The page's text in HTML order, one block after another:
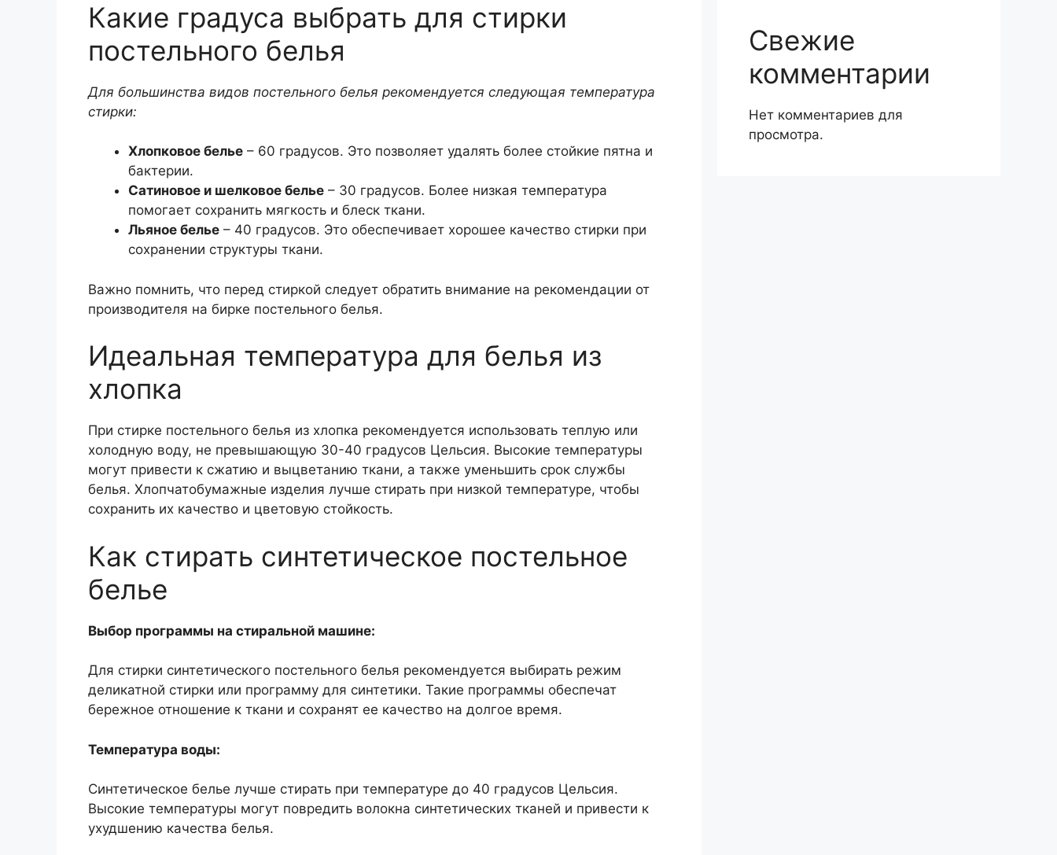
Какие градуса выбрать для стирки
постельного белья
Для большинства видов постельного белья рекомендуется следующая температура
стирки:
Хлопковое белье – 60 градусов. Это позволяет удалять более стойкие пятна и
бактерии.
Сатиновое и шелковое белье – 30 градусов. Более низкая температура
помогает сохранить мягкость и блеск ткани.
Льяное белье – 40 градусов. Это обеспечивает хорошее качество стирки при
сохранении структуры ткани.
Важно помнить, что перед стиркой следует обратить внимание на рекомендации от
производителя на бирке постельного белья.
Идеальная температура для белья из
хлопка
При стирке постельного белья из хлопка рекомендуется использовать теплую или
холодную воду, не превышающую 30-40 градусов Цельсия. Высокие температуры
могут привести к сжатию и выцветанию ткани, а также уменьшить срок службы
белья. Хлопчатобумажные изделия лучше стирать при низкой температуре, чтобы
сохранить их качество и цветовую стойкость.
Как стирать синтетическое постельное
белье
Выбор программы на стиральной машине:
Для стирки синтетического постельного белья рекомендуется выбирать режим
деликатной стирки или программу для синтетики. Такие программы обеспечат
бережное отношение к ткани и сохранят ее качество на долгое время.
Температура воды:
Синтетическое белье лучше стирать при температуре до 40 градусов Цельсия.
Высокие температуры могут повредить волокна синтетических тканей и привести к
ухудшению качества белья.
Свежие
комментарии
Нет комментариев для
просмотра.